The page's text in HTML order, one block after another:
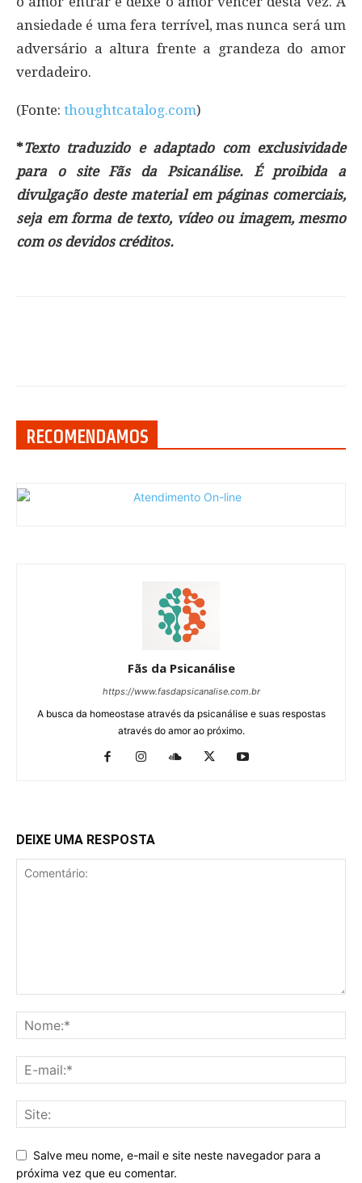
ansiedade é uma fera terrível, mas nunca será um
adversário a altura frente a grandeza do amor
verdadeiro.
(Fonte: thoughtcatalog.com)
*Texto traduzido e adaptado com exclusividade
para o site Fãs da Psicanálise. É proibida a
divulgação deste material em páginas comerciais,
seja em forma de texto, vídeo ou imagem, mesmo
com os devidos créditos.
RECOMENDAMOS
Fãs da Psicanálise
https://www.fasdapsicanalise.com.br
A busca da homeostase através da psicanálise e suas respostas
através do amor ao próximo.
DEIXE UMA RESPOSTA
Salve meu nome, e-mail e site neste navegador para a
próxima vez que eu comentar.